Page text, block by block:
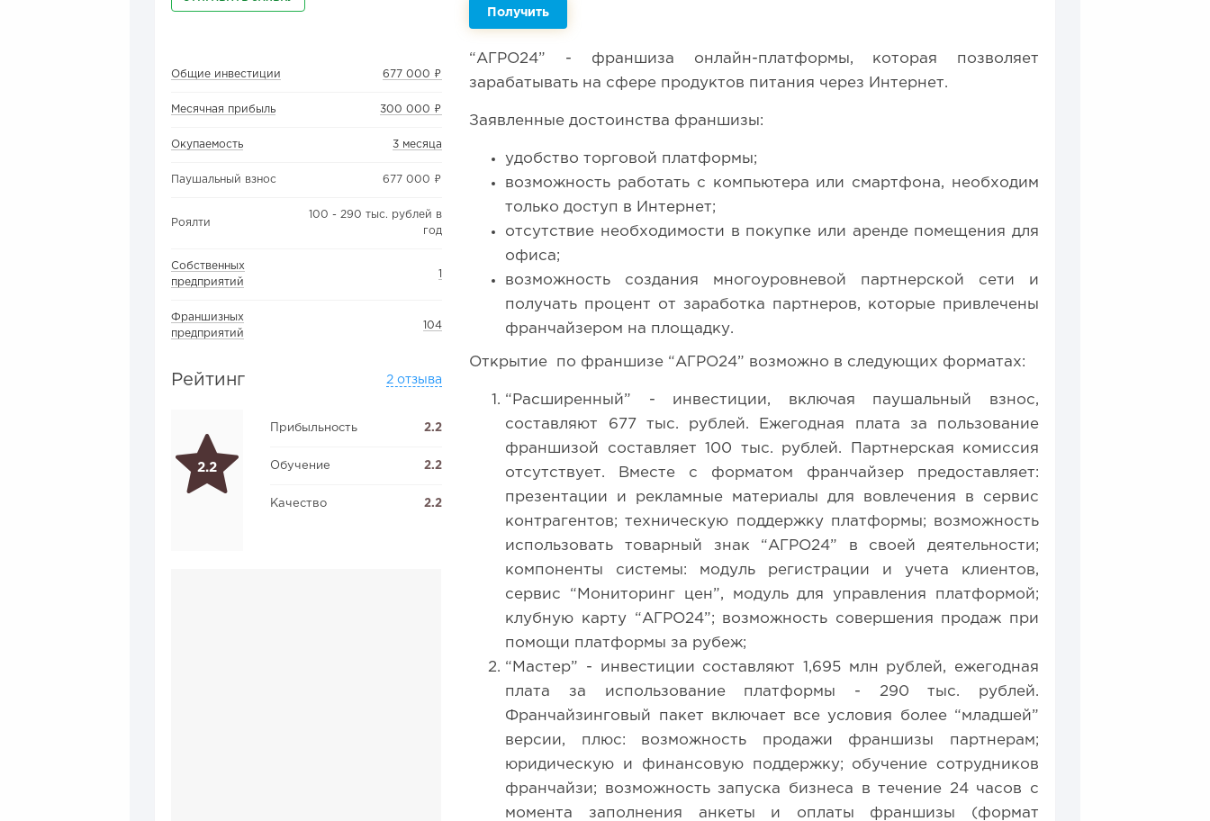
Общие инвестиции 677 000 ₽
Месячная прибыль 300 000 ₽
Окупаемость 3 месяца
Паушальный взнос 677 000 ₽
Роялти
100 - 290 тыс. рублей в
год
Собственных
предприятий
Франшизных
предприятий
104
Рейтинг 2 отзыва
2.2
Прибыльность 2.2
Обучение 2.2
Качество 2.2
Получить
“АГРО24” - франшиза онлайн-платформы, которая позволяет
зарабатывать на сфере продуктов питания через Интернет.
Заявленные достоинства франшизы:
удобство торговой платформы;
возможность работать с компьютера или смартфона, необходим
только доступ в Интернет;
отсутствие необходимости в покупке или аренде помещения для
офиса;
возможность создания многоуровневой партнерской сети и
получать процент от заработка партнеров, которые привлечены
франчайзером на площадку.
Открытие по франшизе “АГРО24” возможно в следующих форматах:
“Расширенный” - инвестиции, включая паушальный взнос,
составляют 677 тыс. рублей. Ежегодная плата за пользование
франшизой составляет 100 тыс. рублей. Партнерская комиссия
отсутствует. Вместе с форматом франчайзер предоставляет:
презентации и рекламные материалы для вовлечения в сервис
контрагентов; техническую поддержку платформы; возможность
использовать товарный знак “АГРО24” в своей деятельности;
компоненты системы: модуль регистрации и учета клиентов,
сервис “Мониторинг цен”, модуль для управления платформой;
клубную карту “АГРО24”; возможность совершения продаж при
помощи платформы за рубеж;
“Мастер” - инвестиции составляют 1,695 млн рублей, ежегодная
плата за использование платформы - 290 тыс. рублей.
Франчайзинговый пакет включает все условия более “младшей”
версии, плюс: возможность продажи франшизы партнерам;
юридическую и финансовую поддержку; обучение сотрудников
франчайзи; возможность запуска бизнеса в течение 24 часов с
момента заполнения анкеты и оплаты франшизы (формат